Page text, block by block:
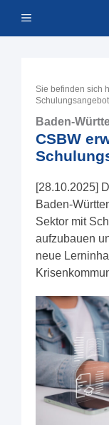
Inhalt Menü
Sie befinden sich
Schulungsangebot
Baden-
CSBW
[28.10.2025]
Baden-
Sektor mit
aufzubauen
neue